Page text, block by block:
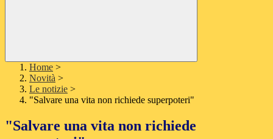
Home >
Novità >
Le notizie >
"Salvare una vita non richiede superpoteri"
"Salvare una vita non richiede